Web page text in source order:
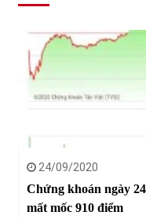
24/09/2020
Chứng khoán ngày
mất mốc 910 điểm